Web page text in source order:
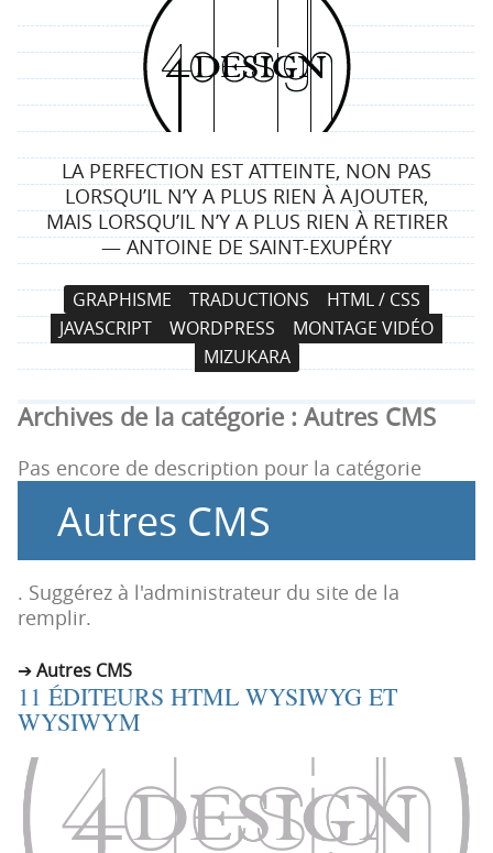
4
d
e
s
i
g
n
LA PERFECTION EST ATTEINTE, NON PAS
LORSQU’IL N’Y A PLUS RIEN À AJOUTER,
MAIS LORSQU’IL N’Y A PLUS RIEN À RETIRER
— ANTOINE DE SAINT-EXUPÉRY
N
a
v
i
g
a
t
i
p
i
c
i
p
e
A
l
l
e
r
a
u
c
t
n
GRAPHISME TRADUCTIONS
HTML / CSS
JAVASCRIPT
WORDPRESS
MONTAGE VIDÉO
MIZUKARA
Archives de la catégorie : Autres CMS
Pas encore de description pour la catégorie
Autres CMS
. Suggérez à l'administrateur du site de la
remplir.
Autres CMS
11 ÉDITEURS HTML WYSIWYG ET
WYSIWYM